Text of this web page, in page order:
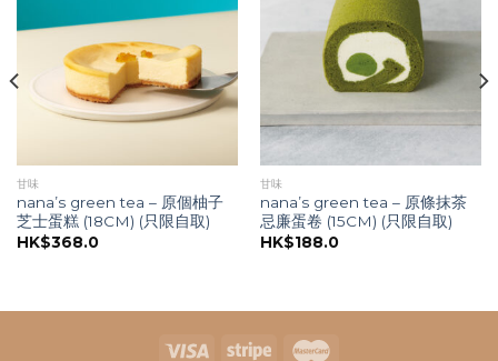
甘味
nana’s green tea – 原個柚子
芝士蛋糕 (18CM) (只限自取)
HK$368.0
甘味
nana’s green tea – 原條抹茶
忌廉蛋卷 (15CM) (只限自取)
HK$188.0